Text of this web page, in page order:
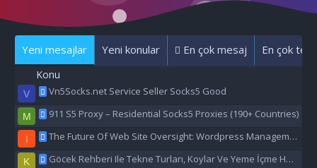
Yeni mesajlar Yeni konular En çok mesaj En çok
Konu
V Vn5Socks.net Service Seller Socks5 Good
M 911 S5 Proxy – Residential Socks5 Proxies (190+ Countries)
I The Future Of Web Site Oversight: Wordpress Management Aı
K Göcek Rehberi Ile Tekne Turları, Koylar Ve Yeme İçme Hakkında Eşsiz Bilgiler